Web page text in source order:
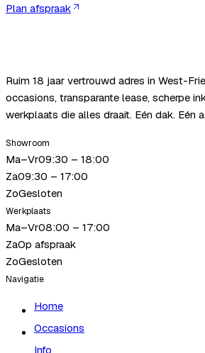
Plan afspraak
Ruim 18 jaar vertrouwd adres in West-
occasions, transparante lease, scherpe
werkplaats die alles draait. Eén dak. Eén
Showroom
Ma–Vr09:30 – 18:00
Za09:30 – 17:00
ZoGesloten
Werkplaats
Ma–Vr08:00 – 17:00
ZaOp afspraak
ZoGesloten
Navigatie
Home
Occasions
Info